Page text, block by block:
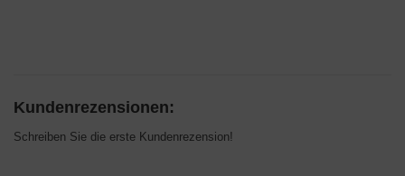
Kundenrezensionen:
Schreiben Sie die erste Kundenrezension!